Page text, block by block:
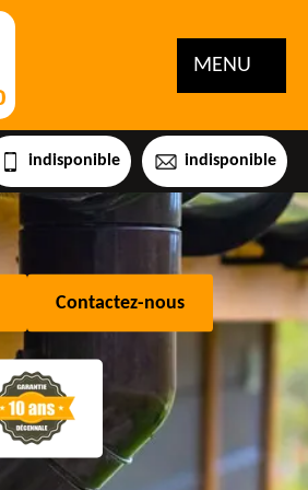
MENU
indisponible indisponible
Contactez-nous